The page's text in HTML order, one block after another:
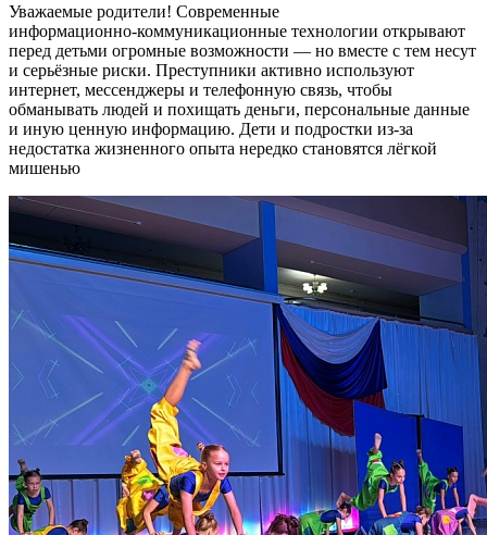
Уважаемые родители! Современные
информационно‑коммуникационные технологии открывают
перед детьми огромные возможности — но вместе с тем несут
и серьёзные риски. Преступники активно используют
интернет, мессенджеры и телефонную связь, чтобы
обманывать людей и похищать деньги, персональные данные
и иную ценную информацию. Дети и подростки из‑за
недостатка жизненного опыта нередко становятся лёгкой
мишенью